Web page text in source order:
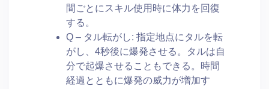
間ごとにスキル使用時に体力を回復
する。
Q – タル転がし: 指定地点にタルを転
がし、4秒後に爆発させる。タルは自
分で起爆させることもできる。時間
経過とともに爆発の威力が増加す